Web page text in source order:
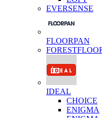
EVERSENSE
FLOORPAN
IDEAL
CHOICE
ENIGMA